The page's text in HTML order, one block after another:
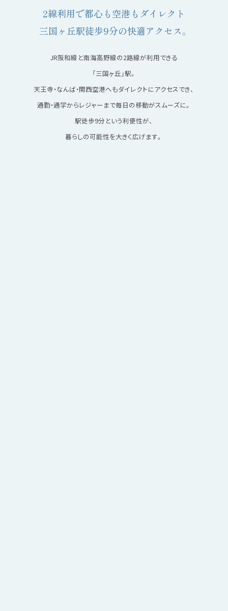
2線利用で都心も空港もダイレクト
三国ヶ丘駅徒歩9分の快適アクセス。
JR阪和線と南海高野線の2路線が利用できる
「三国ヶ丘」駅。
天王寺・なんば・関西空港へもダイレクトにアクセスでき、
通勤・通学からレジャーまで毎日の移動がスムーズに。
駅徒歩9分という利便性が、
暮らしの可能性を大きく広げます。